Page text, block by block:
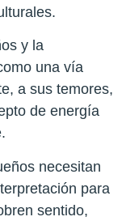
y la
una vía
a sus temores,
de energía
necesitan
para
sentido,